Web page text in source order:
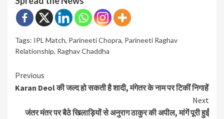
Tags: IPL Match, Parineeti Chopra, Parineeti Raghav
Relationship, Raghav Chaddha
Continue
Reading
Previous
Karan Deol की जल्द हो सकती है शादी, मंगेतर के नाम पर टिकीं निगाहें
Next
जंतर मंतर पर बैठे खिलाड़ियों से अनुराग ठाकुर की अपील, मांगें पूरी हुईं